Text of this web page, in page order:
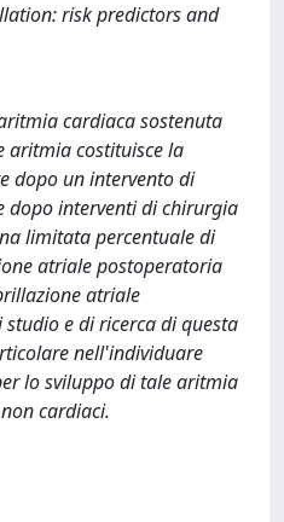
risk predictors and
cardiaca sostenuta
aritmia costituisce la
dopo un intervento di
dopo interventi di chirurgia
limitata percentuale di
atriale postoperatoria
atriale
e di ricerca di questa
nell'individuare
lo sviluppo di tale aritmia
cardiaci.